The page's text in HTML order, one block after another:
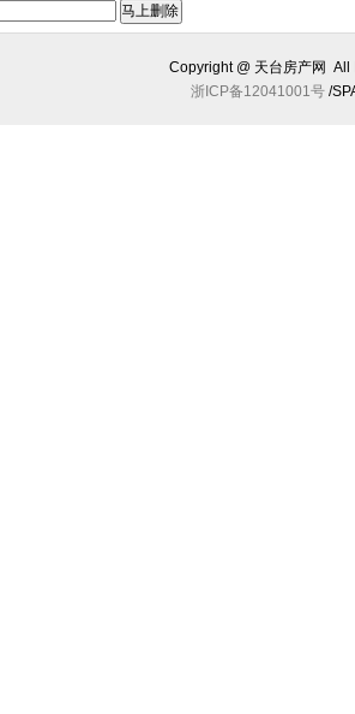
Copyright @ 天台房产网 All
浙ICP备12041001号 /